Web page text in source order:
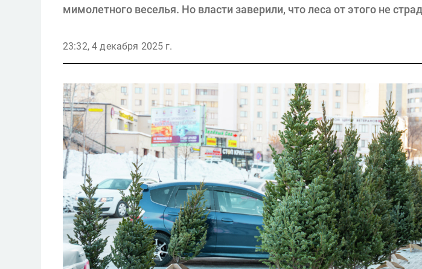
мимолетного веселья. Но власти заверили, что леса от этого не
23:32, 4 декабря 2025 г.